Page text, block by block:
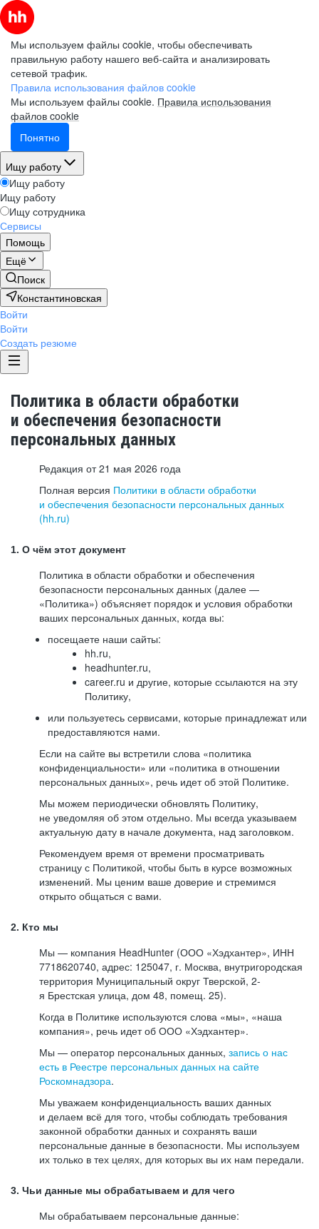
Мы используем файлы cookie, чтобы обеспечивать
правильную работу нашего веб-сайта и анализировать
сетевой трафик.
Правила использования файлов cookie
Мы используем файлы cookie. Правила использования
файлов cookie
Понятно
Ищу работу
Ищу работу
Ищу работу
Ищу сотрудника
Сервисы
Помощь
Ещё
Поиск
Константиновская
Войти
Войти
Создать резюме
Политика в области обработки
и обеспечения безопасности
персональных данных
Редакция от 21 мая 2026 года
Полная версия Политики в области обработки
и обеспечения безопасности персональных данных
(hh.ru)
1. О чём этот документ
Политика в области обработки и обеспечения
безопасности персональных данных (далее —
«Политика») объясняет порядок и условия обработки
ваших персональных данных, когда вы:
посещаете наши сайты:
hh.ru,
headhunter.ru,
career.ru и другие, которые ссылаются на эту
Политику,
или пользуетесь сервисами, которые принадлежат или
предоставляются нами.
Если на сайте вы встретили слова «политика
конфиденциальности» или «политика в отношении
персональных данных», речь идет об этой Политике.
Мы можем периодически обновлять Политику,
не уведомляя об этом отдельно. Мы всегда указываем
актуальную дату в начале документа, над заголовком.
Рекомендуем время от времени просматривать
страницу с Политикой, чтобы быть в курсе возможных
изменений. Мы ценим ваше доверие и стремимся
открыто общаться с вами.
2. Кто мы
Мы — компания HeadHunter (ООО «Хэдхантер», ИНН
7718620740, адрес: 125047, г. Москва, внутригородская
территория Муниципальный округ Тверской, 2-
я Брестская улица, дом 48, помещ. 25).
Когда в Политике используются слова «мы», «наша
компания», речь идет об ООО «Хэдхантер».
Мы — оператор персональных данных, запись о нас
есть в Реестре персональных данных на сайте
Роскомнадзора.
Мы уважаем конфиденциальность ваших данных
и делаем всё для того, чтобы соблюдать требования
законной обработки данных и сохранять ваши
персональные данные в безопасности. Мы используем
их только в тех целях, для которых вы их нам передали.
3. Чьи данные мы обрабатываем и для чего
Мы обрабатываем персональные данные: